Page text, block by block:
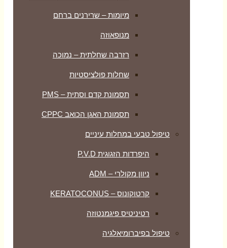
מיומות – שרירנים ברחם
מנופאוזה
רזרבה שחלתית – נמוכה
שחלות פולציסטיות
תסמונת קדם וסתית – PMS
תסמונת האגן הכואב CPPC
טיפול טבעי במחלות עיניים
היפרדות הזגוגית P.V.D
ניוון מקולרי – ADM
קרטוקונוס – KERATOCONUS
רטיניטיס פיגמנטוזה
טיפול בפיברומיאלגיה